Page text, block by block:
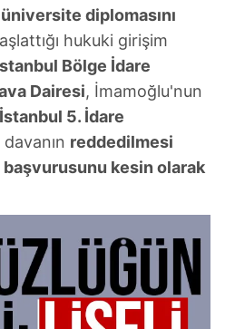
diplomasını
hukuki girişim
Bölge İdare
Dairesi, İmamoğlu'nun
İstanbul 5. İdare
davanın reddedilmesi
kesin olarak